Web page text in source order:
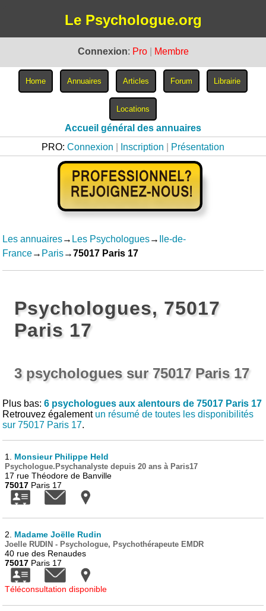
Le Psychologue.org
Connexion: Pro Membre
Accueil général des annuaires
PRO: Connexion Inscription Présentation
Les annuaires→ Les Psychologues→
Ile-de-
France→ Paris→75017 Paris 17
Psychologues, 75017
Paris 17
3 psychologues sur 75017 Paris 17
Plus bas:6 psychologues aux alentours de 75017 Paris 17
Retrouvez également un résumé de toutes les disponibilités
sur 75017 Paris 17.
1. Monsieur Philippe Held
Psychologue.Psychanalyste depuis 20 ans à Paris17
17 rue Théodore de Banville
75017 Paris 17
2. Madame Joëlle Rudin
Joelle RUDIN - Psychologue, Psychothérapeute EMDR
40 rue des Renaudes
75017 Paris 17
Téléconsultation disponible